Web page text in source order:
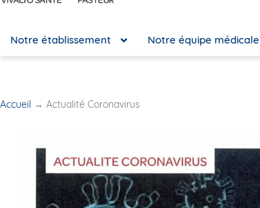
Notre établissement Notre équipe médicale
Accueil → Actualité Coronavirus